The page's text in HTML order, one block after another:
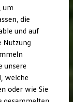
um
die
und auf
Nutzung
unsere
welche
oder wie Sie